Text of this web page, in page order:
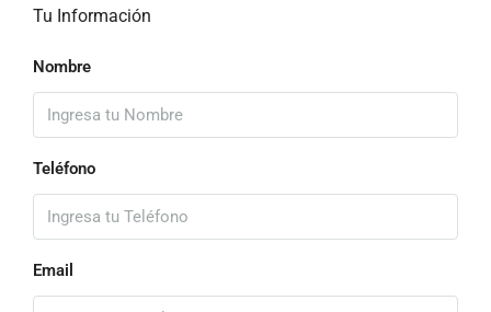
Tu Información
Nombre
Teléfono
Email